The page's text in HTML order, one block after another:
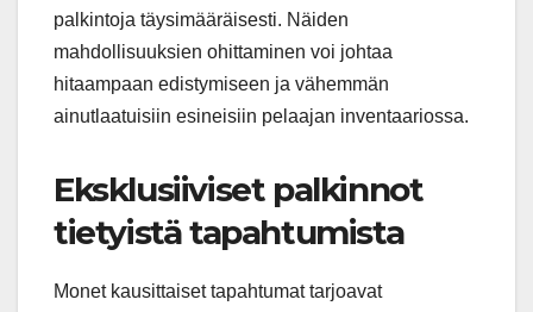
palkintoja täysimääräisesti. Näiden
mahdollisuuksien ohittaminen voi johtaa
hitaampaan edistymiseen ja vähemmän
ainutlaatuisiin esineisiin pelaajan inventaariossa.
Eksklusiiviset palkinnot
tietyistä tapahtumista
Monet kausittaiset tapahtumat tarjoavat